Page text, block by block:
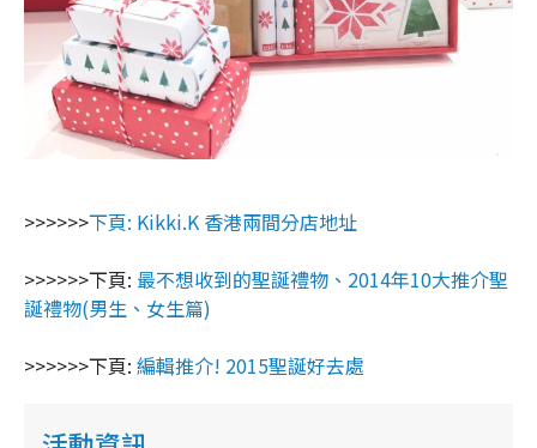
>>>>>>下頁: Kikki.K 香港兩間分店地址
>>>>>>下頁: 最不想收到的聖誕禮物、2014年10大推介聖
誕禮物(男生、女生篇)
>>>>>>下頁: 編輯推介! 2015聖誕好去處